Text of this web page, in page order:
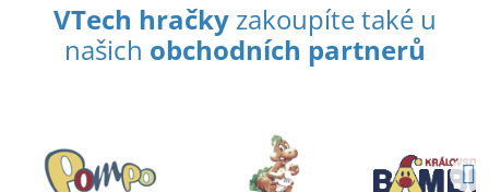
VTech hračkyzakoupíte také u
našich obchodních partnerů